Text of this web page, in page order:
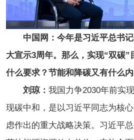
中国网：今年是习近平总书
大宣示3周年。那么，实现“双碳”
什么要求？节能和降碳又有什么
刘琼： 我国力争2030年前实
现碳中和，是以习近平同志为核
虑作出的重大战略决策。习近平